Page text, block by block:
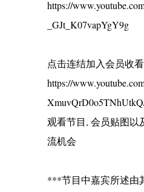
https://
_GJt_K07vapYgY9g
点击连结加入会员收看
https://
观看节目, 会员贴图以
流机会
***节目中嘉宾所述由